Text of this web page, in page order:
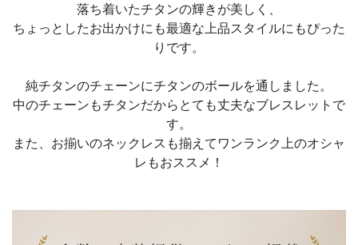
落ち着いたチタンの輝きが美しく、
ちょっとしたお出かけにも最適な上品スタイルにもぴった
りです。
純チタンのチェーンにチタンのボールを通しました。
中のチェーンもチタンだからとても丈夫なブレスレットで
す。
また、お揃いのネックレスも揃えてワンランク上のオシャ
レもおススメ！